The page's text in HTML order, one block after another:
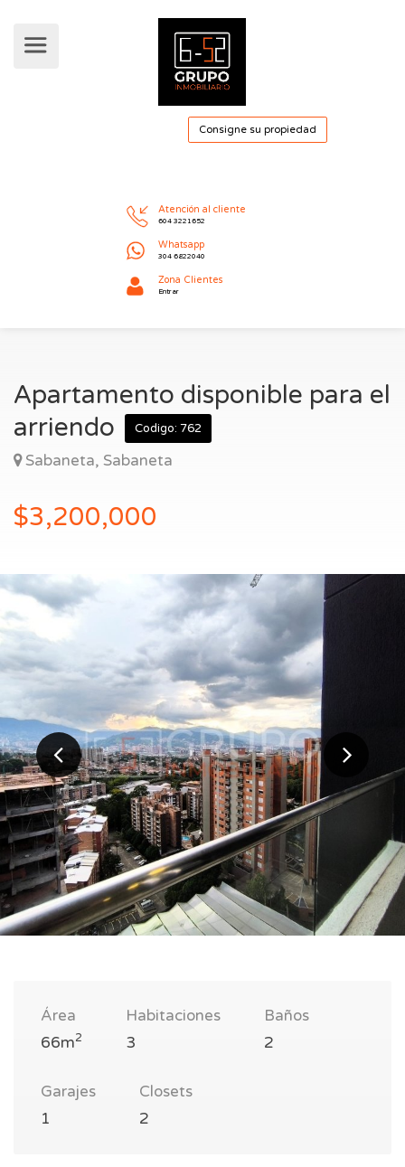
Zona Clientes
Apartamento disponible para el
arriendo
Codigo: 762
Sabaneta, Sabaneta
$3,200,000
Área
66m2
Habitaciones
3
Baños
2
Garajes
1
Closets
2